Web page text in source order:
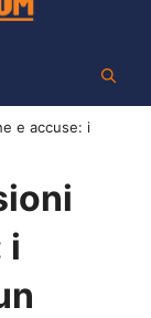
e accuse: i
i